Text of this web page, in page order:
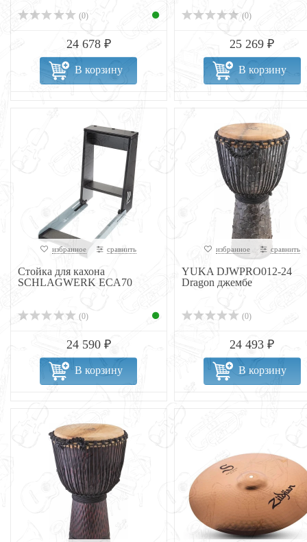
(0)
24 678 ₽
В корзину
(0)
25 269 ₽
В корзину
избранное сравнить
Стойка для кахона
SCHLAGWERK ECA70
(0)
24 590 ₽
В корзину
избранное сравнить
YUKA DJWPRO012-24
Dragon джембе
(0)
24 493 ₽
В корзину